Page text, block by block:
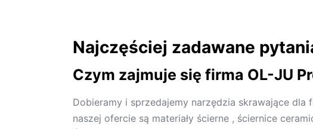
Najczęściej zadawane
Czym zajmuje się firma OL-JU
Dobieramy i sprzedajemy narzędzia skrawające dla
naszej ofercie są materiały ścierne , ściernice